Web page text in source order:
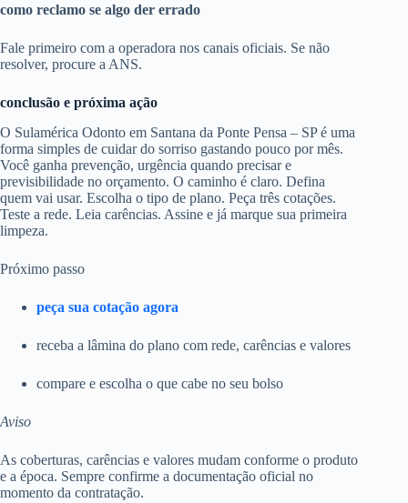
como reclamo se algo der errado
Fale primeiro com a operadora nos canais oficiais. Se não
resolver, procure a ANS.
conclusão e próxima ação
O Sulamérica Odonto em Santana da Ponte Pensa – SP é uma
forma simples de cuidar do sorriso gastando pouco por mês.
Você ganha prevenção, urgência quando precisar e
previsibilidade no orçamento. O caminho é claro. Defina
quem vai usar. Escolha o tipo de plano. Peça três cotações.
Teste a rede. Leia carências. Assine e já marque sua primeira
limpeza.
Próximo passo
peça sua cotação agora
receba a lâmina do plano com rede, carências e valores
compare e escolha o que cabe no seu bolso
Aviso
As coberturas, carências e valores mudam conforme o produto
e a época. Sempre confirme a documentação oficial no
momento da contratação.